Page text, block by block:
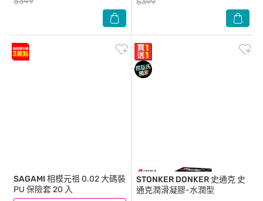
SAGAMI 相模元祖 0.02 大碼裝
PU 保險套 20 入
STONKER DONKER 史通克 史
通克潤滑凝膠-水潤型